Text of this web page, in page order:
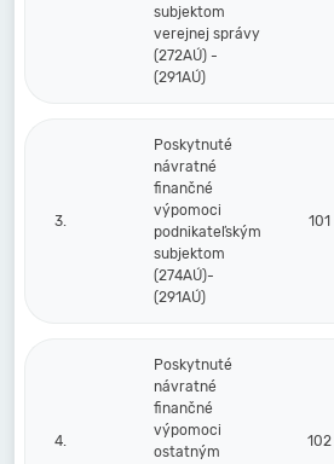
subjektom
verejnej správy
(272AÚ) -
(291AÚ)
3.
Poskytnuté
návratné
finančné
výpomoci
podnikateľským
subjektom
(274AÚ)-
(291AÚ)
101
4.
Poskytnuté
návratné
finančné
výpomoci
ostatným
102